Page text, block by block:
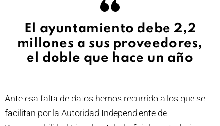
El ayuntamiento debe 2,2
millones a sus proveedores,
el doble que hace un año
Ante esa falta de datos hemos recurrido a los que se
facilitan por la Autoridad Independiente de